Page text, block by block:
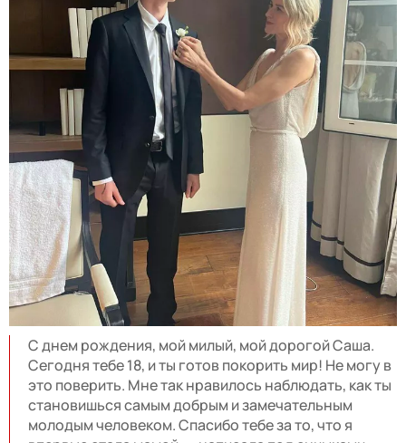
С днем рождения, мой милый, мой дорогой Саша.
Сегодня тебе 18, и ты готов покорить мир! Не могу в
это поверить. Мне так нравилось наблюдать, как ты
становишься самым добрым и замечательным
молодым человеком. Спасибо тебе за то, что я